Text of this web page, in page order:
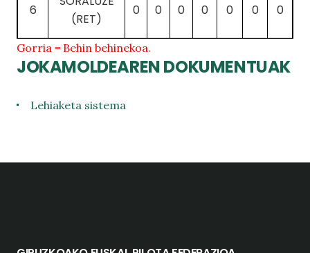
6
(RET)
0 0 0 0 0 0 0
Gorria = Behin behinekoa.
JOKAMOLDEAREN DOKUMENTUAK
Lehiaketa sistema